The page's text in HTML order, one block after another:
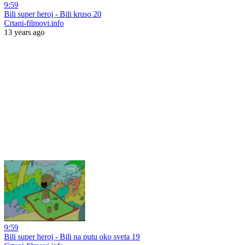
9:59
Bili super heroj - Bili kruso 20
Crtani-filmovi.info
13 years ago
9:59
Bili super heroj - Bili na putu oko sveta 19